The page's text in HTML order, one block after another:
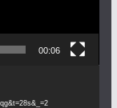
00:06